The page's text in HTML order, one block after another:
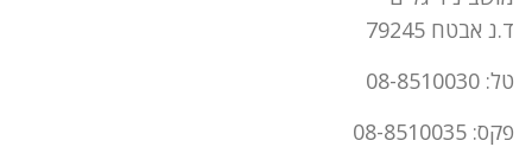
ד.נ אבטח 79245
טל: 08-8510030
פקס: 08-8510035